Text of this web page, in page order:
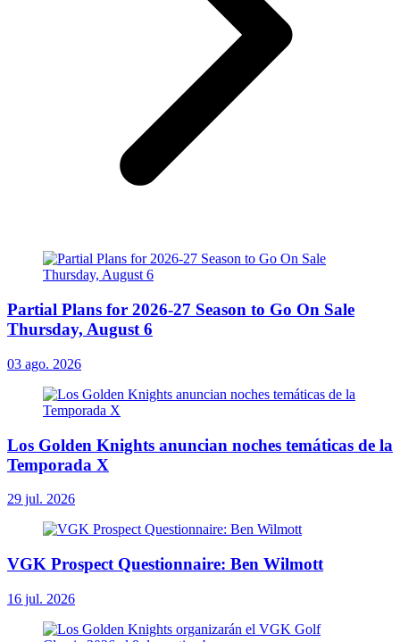
Partial Plans for 2026-27 Season to Go On Sale
Thursday, August 6
03 ago. 2026
Los Golden Knights anuncian noches temáticas de la
Temporada X
29 jul. 2026
VGK Prospect Questionnaire: Ben Wilmott
16 jul. 2026